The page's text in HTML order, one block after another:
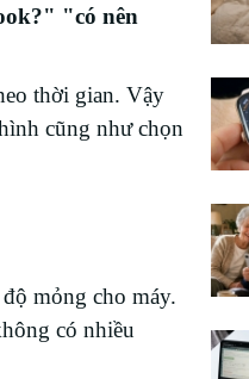
"có nên
thời gian. Vậy
cũng như chọn
mỏng cho máy.
có nhiều